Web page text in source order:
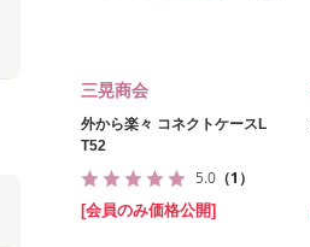
三晃商会
外から楽々 コネクトケースL
T52
5.0 （1）
[会員のみ価格公開]